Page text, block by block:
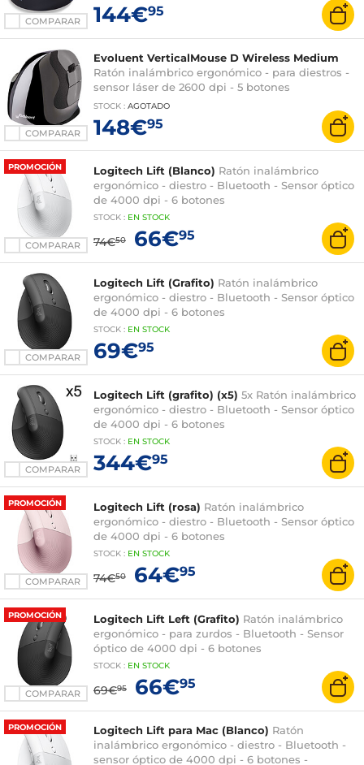
COMPARAR 144€95
COMPARAR
Evoluent VerticalMouse D Wireless Medium
Ratón inalámbrico ergonómico - para diestros -
sensor láser de 2600 dpi - 5 botones
programables
STOCK : AGOTADO
148€95
PROMOCIÓN
COMPARAR
Logitech Lift (Blanco) Ratón inalámbrico
ergonómico - diestro - Bluetooth - Sensor óptico
de 4000 dpi - 6 botones
STOCK : EN STOCK
74€50 66€95
COMPARAR
Logitech Lift (Grafito) Ratón inalámbrico
ergonómico - diestro - Bluetooth - Sensor óptico
de 4000 dpi - 6 botones
STOCK : EN STOCK
69€95
COMPARAR
Logitech Lift (grafito) (x5) 5x Ratón inalámbrico
ergonómico - diestro - Bluetooth - Sensor óptico
de 4000 dpi - 6 botones
STOCK : EN STOCK
344€95
PROMOCIÓN
COMPARAR
Logitech Lift (rosa) Ratón inalámbrico
ergonómico - diestro - Bluetooth - Sensor óptico
de 4000 dpi - 6 botones
STOCK : EN STOCK
74€50 64€95
PROMOCIÓN
COMPARAR
Logitech Lift Left (Grafito) Ratón inalámbrico
ergonómico - para zurdos - Bluetooth - Sensor
óptico de 4000 dpi - 6 botones
STOCK : EN STOCK
69€95 66€95
PROMOCIÓN Logitech Lift para Mac (Blanco) Ratón
inalámbrico ergonómico - diestro - Bluetooth -
sensor óptico de 4000 dpi - 6 botones -